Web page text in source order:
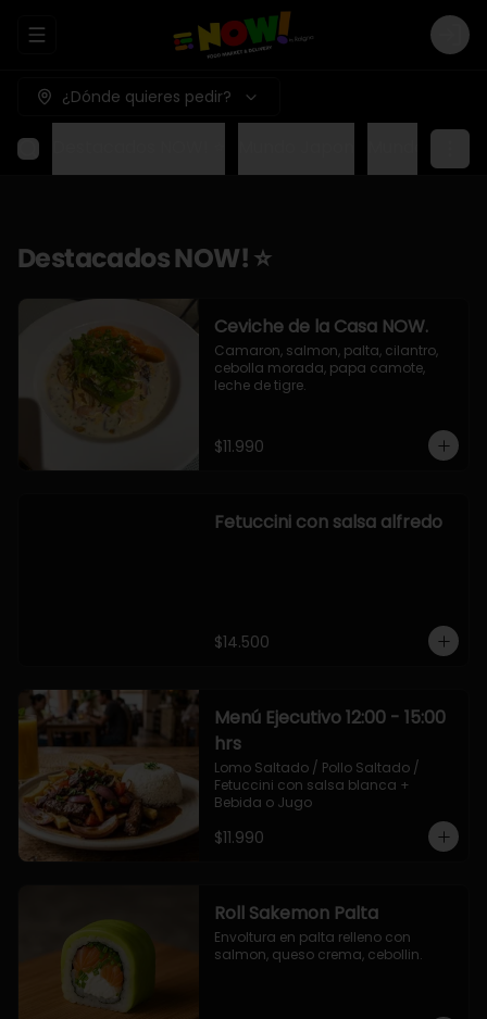
Abrir menu de navegación Login
¿Dónde quieres pedir?
Destacados NOW! ⭐
Ceviche de la Casa NOW.
Camaron, salmon, palta, cilantro,
cebolla morada, papa camote,
leche de tigre.
$11.990
Fetuccini con salsa alfredo
$14.500
Menú Ejecutivo 12:00 - 15:00
hrs
Lomo Saltado / Pollo Saltado /
Fetuccini con salsa blanca +
Bebida o Jugo
$11.990
Roll Sakemon Palta
Envoltura en palta relleno con
salmon, queso crema, cebollin.